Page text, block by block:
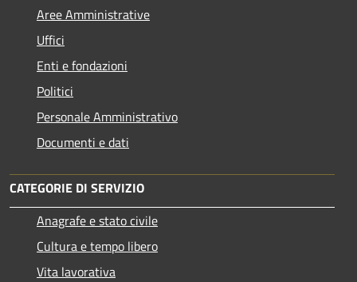
Aree Amministrative
Uffici
Enti e fondazioni
Politici
Personale Amministrativo
Documenti e dati
CATEGORIE DI SERVIZIO
Anagrafe e stato civile
Cultura e tempo libero
Vita lavorativa